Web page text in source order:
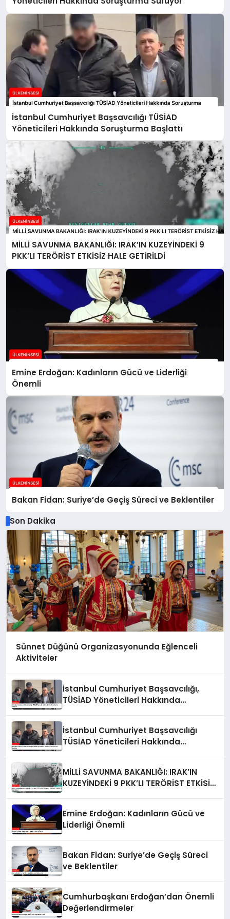
İstanbul Cumhuriyet Başsavcılığı TÜSİAD
Yöneticileri Hakkında Soruşturma Başlattı
MİLLİ SAVUNMA BAKANLIĞI: IRAK’IN KUZEYİNDEKİ 9
PKK’LI TERÖRİST ETKİSİZ HALE GETİRİLDİ
Emine Erdoğan: Kadınların Gücü ve Liderliği
Önemli
Bakan Fidan: Suriye’de Geçiş Süreci ve Beklentiler
Son Dakika
Sünnet Düğünü Organizasyonunda Eğlenceli
Aktiviteler
İstanbul Cumhuriyet Başsavcılığı,
TÜSİAD Yöneticileri Hakkında
İstanbul Cumhuriyet Başsavcılığı
TÜSİAD Yöneticileri Hakkında
MİLLİ SAVUNMA BAKANLIĞI: IRAK’IN
KUZEYİNDEKİ 9 PKK’LI TERÖRİST ETKİSİZ
Emine Erdoğan: Kadınların Gücü ve
Liderliği Önemli
Bakan Fidan: Suriye’de Geçiş Süreci
ve Beklentiler
Cumhurbaşkanı Erdoğan’dan Önemli
Değerlendirmeler